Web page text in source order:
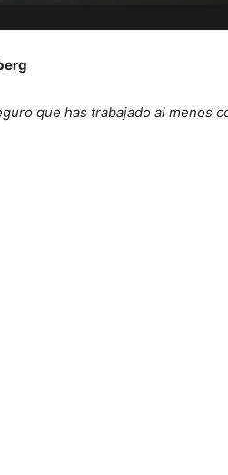
IN
Policy .
que has trabajado al menos